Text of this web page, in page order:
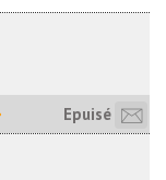
Epuisé